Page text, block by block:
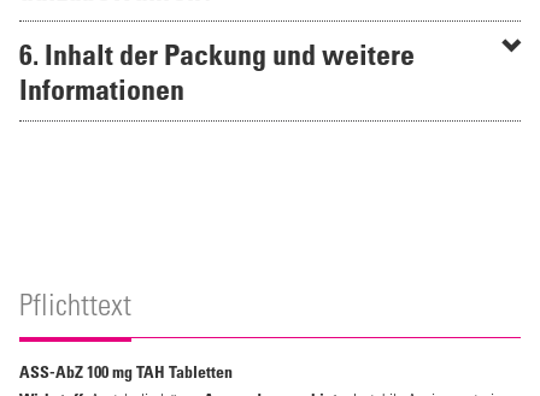
6. Inhalt der Packung und weitere
Informationen
Pflichttext
ASS-AbZ 100 mg TAH Tabletten